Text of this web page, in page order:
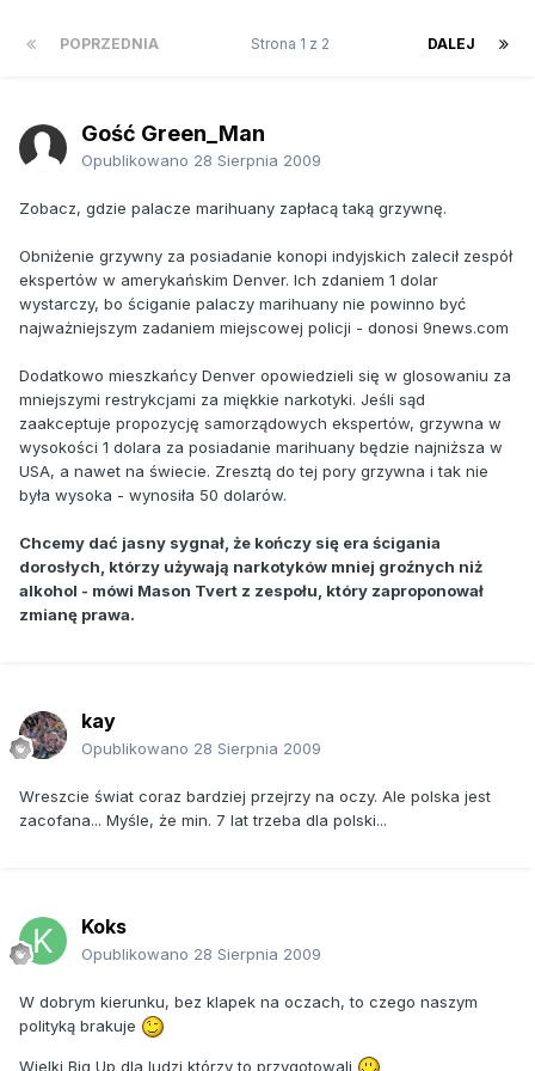
POPRZEDNIA DALEJ
Strona 1 z 2
Gość Green_Man
Opublikowano 28 Sierpnia 2009
Zobacz, gdzie palacze marihuany zapłacą taką grzywnę.
Obniżenie grzywny za posiadanie konopi indyjskich zalecił zespół
ekspertów w amerykańskim Denver. Ich zdaniem 1 dolar
wystarczy, bo ściganie palaczy marihuany nie powinno być
najważniejszym zadaniem miejscowej policji - donosi 9news.com
Dodatkowo mieszkańcy Denver opowiedzieli się w glosowaniu za
mniejszymi restrykcjami za miękkie narkotyki. Jeśli sąd
zaakceptuje propozycję samorządowych ekspertów, grzywna w
wysokości 1 dolara za posiadanie marihuany będzie najniższa w
USA, a nawet na świecie. Zresztą do tej pory grzywna i tak nie
była wysoka - wynosiła 50 dolarów.
Chcemy dać jasny sygnał, że kończy się era ścigania
dorosłych, którzy używają narkotyków mniej groźnych niż
alkohol - mówi Mason Tvert z zespołu, który zaproponował
zmianę prawa.
kay
Opublikowano 28 Sierpnia 2009
Wreszcie świat coraz bardziej przejrzy na oczy. Ale polska jest
zacofana... Myśle, że min. 7 lat trzeba dla polski...
Koks
Opublikowano 28 Sierpnia 2009
W dobrym kierunku, bez klapek na oczach, to czego naszym
polityką brakuje
Wielki Big Up dla ludzi którzy to przygotowali